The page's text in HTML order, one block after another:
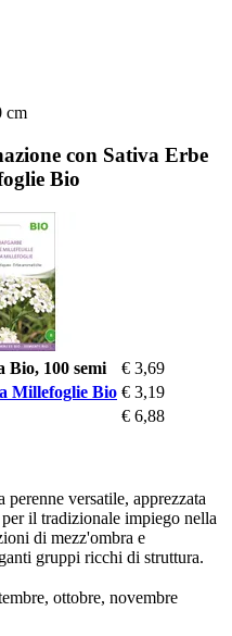
cm
con Sativa Erbe
Bio
100 semi
€ 3,69
Millefoglie Bio € 3,19
€ 6,88
versatile, apprezzata
il tradizionale impiego nella
di mezz'ombra e
gruppi ricchi di struttura.
ottobre, novembre